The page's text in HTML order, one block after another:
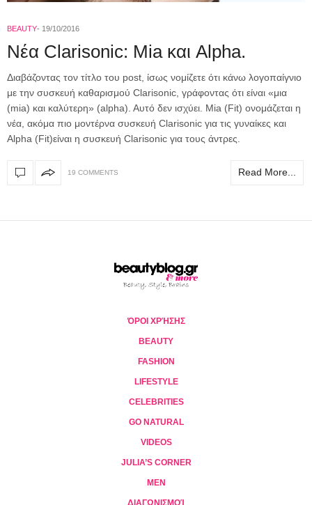
BEAUTY 19/10/2016
Nέα Clarisonic: Mia και Alpha.
Διαβάζοντας τον τίτλο του post, ίσως νομίζετε ότι κάνω λογοπαίγνιο
με την συσκευή καθαρισμού Clarisonic, γράφοντας ότι είναι «μια
(mia) και καλύτερη» (alpha). Αυτό δεν ισχύει. Mia (Fit) ονομάζεται η
νέα, ακόμα πιο μοντέρνα συσκευή Clarisonic για τις γυναίκες και
Alpha (Fit)είναι η συσκευή Clarisonic για τους άντρες.
19 COMMENTS Read More...
ΌΡΟΙ ΧΡΉΣΗΣ
BEAUTY
FASHION
LIFESTYLE
CELEBRITIES
GO NATURAL
VIDEOS
JULIA’S CORNER
MEN
ΔΙΑΓΩΝΙΣΜΟΊ